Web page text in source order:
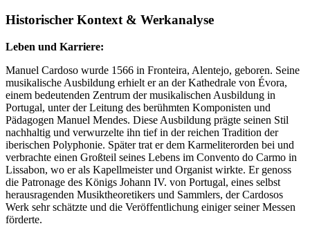
Historischer Kontext & Werkanalyse
Leben und Karriere:
Manuel Cardoso wurde 1566 in Fronteira, Alentejo, geboren. Seine
musikalische Ausbildung erhielt er an der Kathedrale von Évora,
einem bedeutenden Zentrum der musikalischen Ausbildung in
Portugal, unter der Leitung des berühmten Komponisten und
Pädagogen Manuel Mendes. Diese Ausbildung prägte seinen Stil
nachhaltig und verwurzelte ihn tief in der reichen Tradition der
iberischen Polyphonie. Später trat er dem Karmeliterorden bei und
verbrachte einen Großteil seines Lebens im Convento do Carmo in
Lissabon, wo er als Kapellmeister und Organist wirkte. Er genoss
die Patronage des Königs Johann IV. von Portugal, eines selbst
herausragenden Musiktheoretikers und Sammlers, der Cardosos
Werk sehr schätzte und die Veröffentlichung einiger seiner Messen
förderte.